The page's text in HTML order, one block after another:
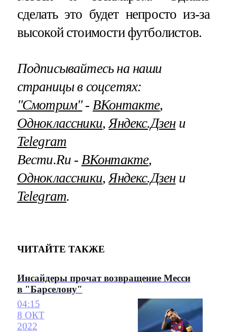
сделать это будет непросто из-за
высокой стоимости футболистов.
Подписывайтесь на наши
страницы в соцсетях:
"Смотрим"‐ ВКонтакте,
Одноклассники,Яндекс.Дзени
Telegram
Вести.Ru ‐ ВКонтакте,
Одноклассники,Яндекс.Дзени
Telegram.
ЧИТАЙТЕ ТАКЖЕ
Инсайдеры прочат возвращение Месси
в "Барселону"
04:15
8 ОКТ
2022